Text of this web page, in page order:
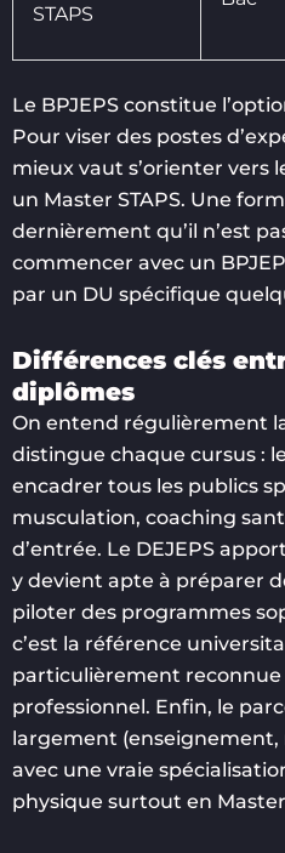
STAPS
Le BPJEPS constitue
Pour viser des postes
mieux vaut s’orienter vers
un Master STAPS. Une
dernièrement qu’il n’est
commencer avec un
par un DU spécifique
Différences clés
diplômes
On entend régulièrement
distingue chaque cursus :
encadrer tous les publics
musculation, coaching
d’entrée. Le DEJEPS
y devient apte à préparer
piloter des programmes
c’est la référence
particulièrement
professionnel. Enfin, le
largement (enseignement,
avec une vraie
physique surtout en